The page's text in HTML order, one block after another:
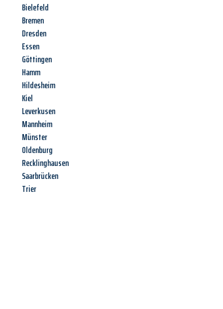
Bielefeld
Bremen
Dresden
Essen
Göttingen
Hamm
Hildesheim
Kiel
Leverkusen
Mannheim
Münster
Oldenburg
Recklinghausen
Saarbrücken
Trier